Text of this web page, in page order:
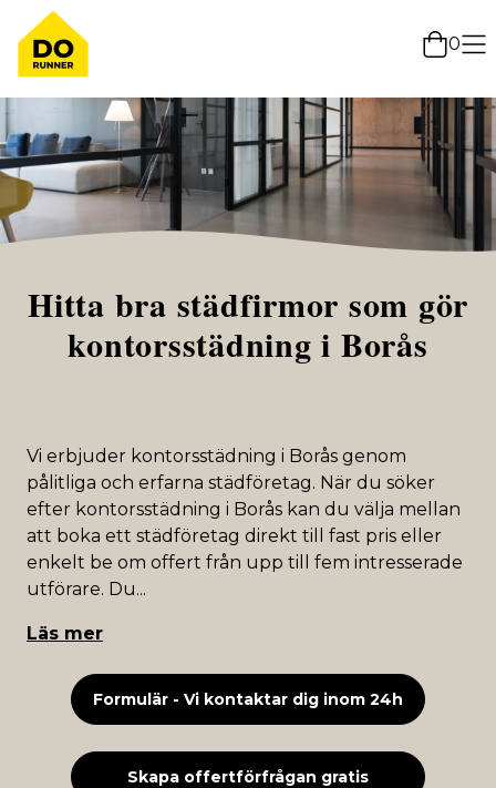
0
Hitta bra städfirmor som gör
kontorsstädning i Borås
Vi erbjuder kontorsstädning i Borås genom
pålitliga och erfarna städföretag. När du söker
efter kontorsstädning i Borås kan du välja mellan
att boka ett städföretag direkt till fast pris eller
enkelt be om offert från upp till fem intresserade
utförare. Du...
Läs mer
Formulär - Vi kontaktar dig inom 24h
Skapa offertförfrågan gratis